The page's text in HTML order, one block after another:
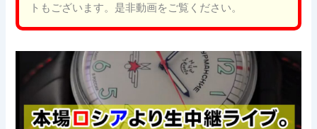
トもございます。是非動画をご覧ください。